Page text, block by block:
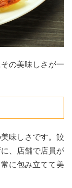
の美味しさが一
味しさです。餃
、店舗で店員が
に包み立てて美